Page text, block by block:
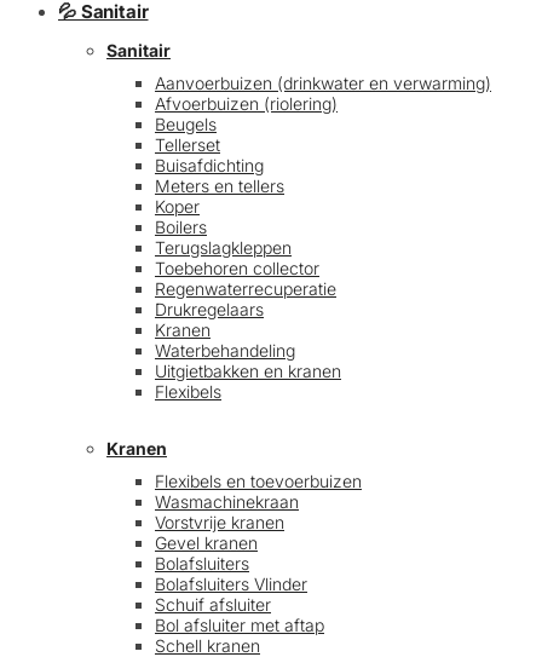
💦 Sanitair
Sanitair
Aanvoerbuizen (drinkwater en verwarming)
Afvoerbuizen (riolering)
Beugels
Tellerset
Buisafdichting
Meters en tellers
Koper
Boilers
Terugslagkleppen
Toebehoren collector
Regenwaterrecuperatie
Drukregelaars
Kranen
Waterbehandeling
Uitgietbakken en kranen
Flexibels
Kranen
Flexibels en toevoerbuizen
Wasmachinekraan
Vorstvrije kranen
Gevel kranen
Bolafsluiters
Bolafsluiters Vlinder
Schuif afsluiter
Bol afsluiter met aftap
Schell kranen